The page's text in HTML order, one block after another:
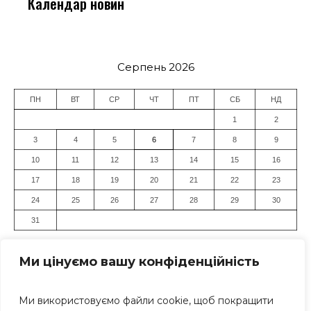
Ми цінуємо вашу конфіденційність
Ми використовуємо файли cookie, щоб покращити
Серпень 2026
ПН ВТ СР ЧТ ПТ СБ НД
1 2
3 4 5 6 7 8 9
10 11 12 13 14 15 16
17 18 19 20 21 22 23
24 25 26 27 28 29 30
31